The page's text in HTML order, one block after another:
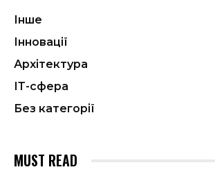
Інше
Інновації
Архітектура
ІТ-сфера
Без категорії
MUST READ